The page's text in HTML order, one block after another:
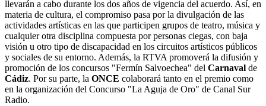
llevarán a cabo durante los dos años de vigencia del acuerdo. Así, en
materia de cultura, el compromiso pasa por la divulgación de las
actividades artísticas en las que participen grupos de teatro, música y
cualquier otra disciplina compuesta por personas ciegas, con baja
visión u otro tipo de discapacidad en los circuitos artísticos públicos
y sociales de su entorno. Además, la RTVA promoverá la difusión y
promoción de los concursos "Fermín Salvoechea" del Carnaval de
Cádiz. Por su parte, la ONCE colaborará tanto en el premio como
en la organización del Concurso "La Aguja de Oro" de Canal Sur
Radio.